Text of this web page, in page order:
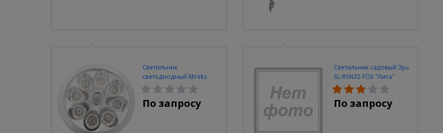
Светильник
светодиодный Mireks
С-310-80-S (5W/4000-
5000K/500lm/датчик
движения)
По запросу
Светильник садовый Эра
SL-RSN32-FOX "Лиса"
солн.бат, полистоун,
цветной, 32 см
По запросу